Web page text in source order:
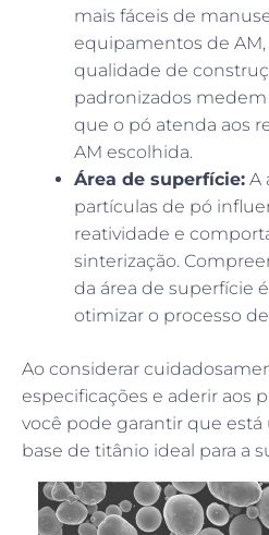
mais fáceis de
equipamentos de
qualidade de
padronizados
que o pó atenda aos
AM escolhida.
Área de superfície: A
partículas de pó
reatividade e
sinterização.
da área de superfície
otimizar o processo de
Ao considerar
especificações e aderir aos
você pode garantir que está
base de titânio ideal para a